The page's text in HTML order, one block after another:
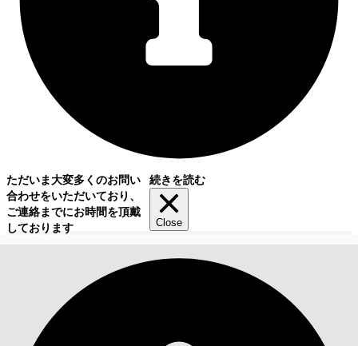
ただいま大変多くのお問い
合わせをいただいており、
ご連絡までにお時間を頂戴
しております
続きを読む
Close